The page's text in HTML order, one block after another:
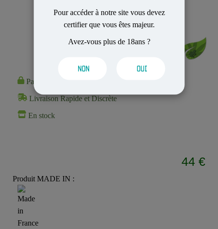
Pour accéder à notre site vous devez
certifier que vous êtes majeur.
Avez-vous plus de 18ans ?
NON OUI
Paiement 100% Sécurisé
Livraison Rapide et Discrète
En stock
44 €
Produit MADE IN :